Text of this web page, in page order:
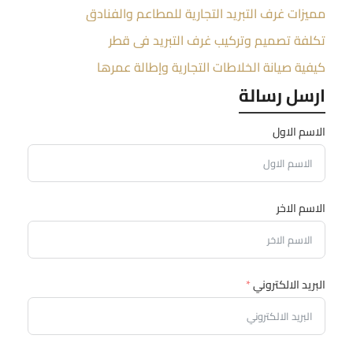
مميزات غرف التبريد التجارية للمطاعم والفنادق
تكلفة تصميم وتركيب غرف التبريد في قطر
كيفية صيانة الخلاطات التجارية وإطالة عمرها
ارسل رسالة
الاسم الاول
الاسم الاخر
البريد الالكتروني